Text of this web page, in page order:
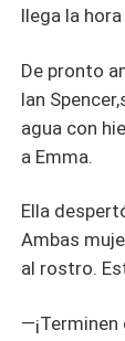
llega la
De pronto
Ian
agua con
a Emma.
Ella
Ambas
al rostro.
—¡Terminen